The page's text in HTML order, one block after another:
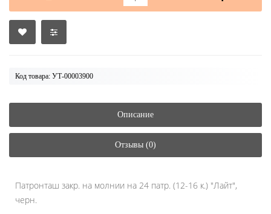
Код товара: УТ-00003900
Описание
Отзывы (0)
Патронташ закр. на молнии на 24 патр. (12-16 к.) "Лайт",
черн.